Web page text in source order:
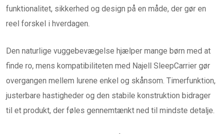
funktionalitet, sikkerhed og design på en måde, der gør en
reel forskel i hverdagen.
Den naturlige vuggebevægelse hjælper mange børn med at
finde ro, mens kompatibiliteten med Najell SleepCarrier gør
overgangen mellem lurene enkel og skånsom. Timerfunktion,
justerbare hastigheder og den stabile konstruktion bidrager
til et produkt, der føles gennemtænkt ned til mindste detalje.